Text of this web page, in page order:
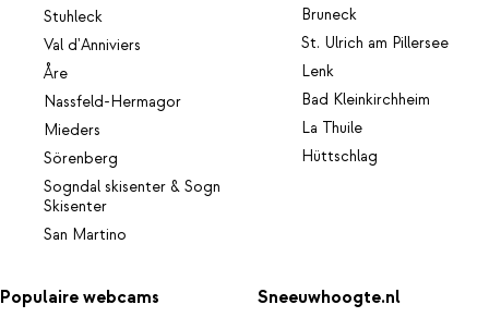
Stuhleck
Val d'Anniviers
Åre
Nassfeld-Hermagor
Mieders
Sörenberg
Sogndal skisenter & Sogn
Skisenter
San Martino
Bruneck
St. Ulrich am Pillersee
Lenk
Bad Kleinkirchheim
La Thuile
Hüttschlag
Populaire webcams Sneeuwhoogte.nl